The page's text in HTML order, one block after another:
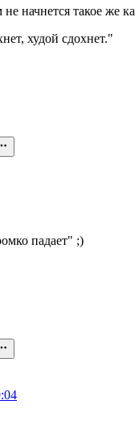
начнется такое же
худой сдохнет."
падает" ;)